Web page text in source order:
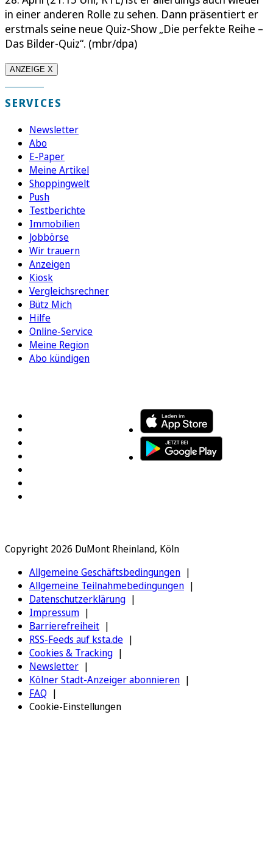
in einer anderen Rolle zu sehen. Dann präsentiert er
erstmals seine neue Quiz-Show „Die perfekte Reihe –
Das Bilder-Quiz“. (mbr/dpa)
ANZEIGE X
SERVICES
Newsletter
Abo
E-Paper
Meine Artikel
Shoppingwelt
Push
Testberichte
Immobilien
Jobbörse
Wir trauern
Anzeigen
Kiosk
Vergleichsrechner
Bütz Mich
Hilfe
Online-Service
Meine Region
Abo kündigen
Copyright 2026 DuMont Rheinland, Köln
Allgemeine Geschäftsbedingungen
Allgemeine Teilnahmebedingungen
Datenschutzerklärung
Impressum
Barrierefreiheit
RSS-Feeds auf ksta.de
Cookies & Tracking
Newsletter
Kölner Stadt-Anzeiger abonnieren
FAQ
Cookie-Einstellungen